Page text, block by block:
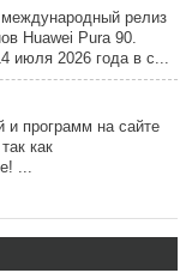
релиз
Huawei Pura 90.
июля 2026 года в с...
и программ на сайте
как
...